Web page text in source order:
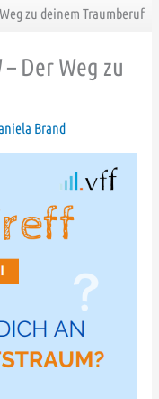
zu deinem Traumberuf
Der Weg zu
Brand